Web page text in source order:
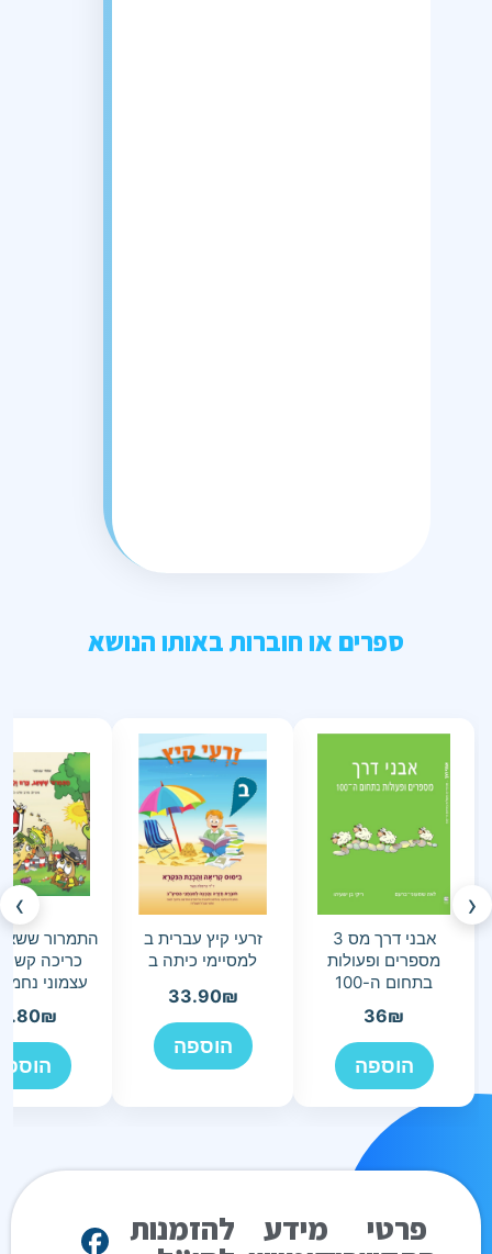
ספרים או חוברות באותו הנושא
‹
אבני דרך מס 3
מספרים ופעולות
בתחום ה-100
36₪
הוספה
זרעי קיץ עברית ב
למסיימי כיתה ב
33.90₪
הוספה
התמרור
כריכה
עצמוני
₪
›
פרטי מידע להזמנות